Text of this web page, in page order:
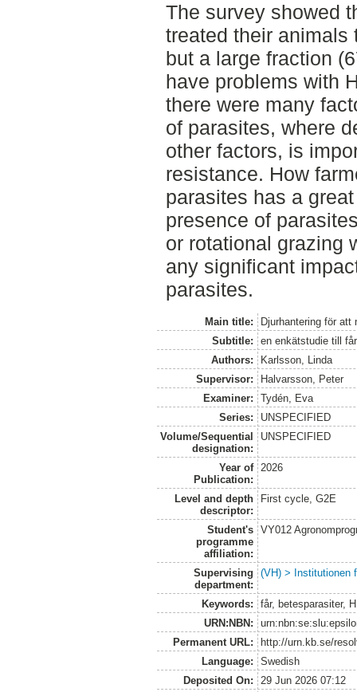
The survey showed
treated their animals
but a large fraction
have problems with
there were many
of parasites, where
other factors, is
resistance. How
parasites has a
presence of
or rotational grazing
any significant
parasites.
Main title:
Djurhantering för
Subtitle:
en enkätstudie till
Authors:
Karlsson, Linda
Supervisor:
Halvarsson, Peter
Examiner:
Tydén, Eva
Series:
UNSPECIFIED
Volume/Sequential
designation:
UNSPECIFIED
Year of
Publication:
2026
Level and depth
descriptor:
First cycle, G2E
Student's
programme
affiliation:
VY012
Supervising
department:
(VH) > Institutionen
Keywords:
får, betesparasiter,
URN:NBN:
Permanent URL:
http://urn.kb.se/
Language:
Swedish
Deposited On:
29 Jun 2026 07:12